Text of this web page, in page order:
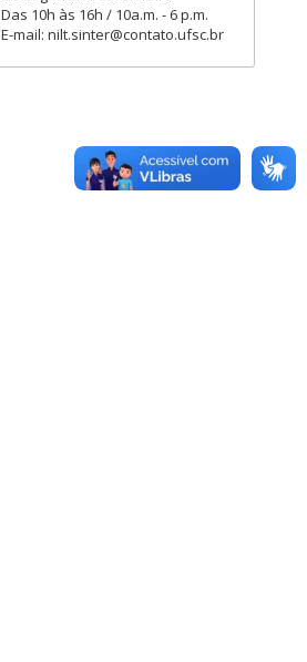
Das 10h às 16h / 10a.m. - 6 p.m.
E-mail: nilt.sinter@contato.ufsc.br